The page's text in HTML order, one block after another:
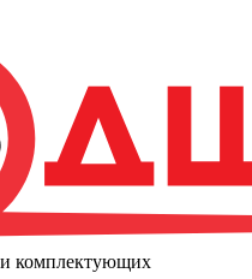
комплектующих